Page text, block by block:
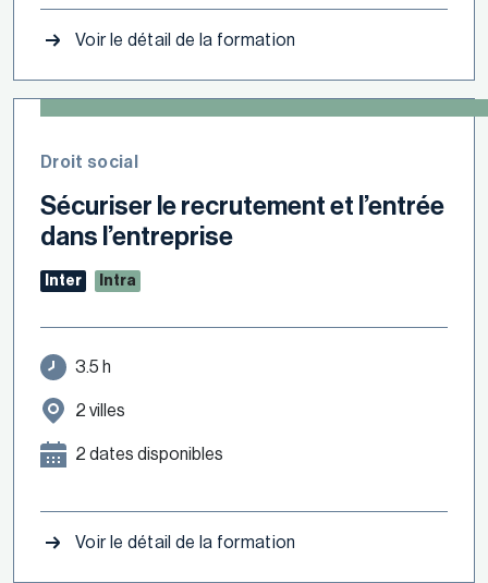
Voir le détail de la formation
Droit social
Sécuriser le recrutement et l’entrée
dans l’entreprise
Inter Intra
3.5 h
2 villes
2 dates disponibles
Voir le détail de la formation